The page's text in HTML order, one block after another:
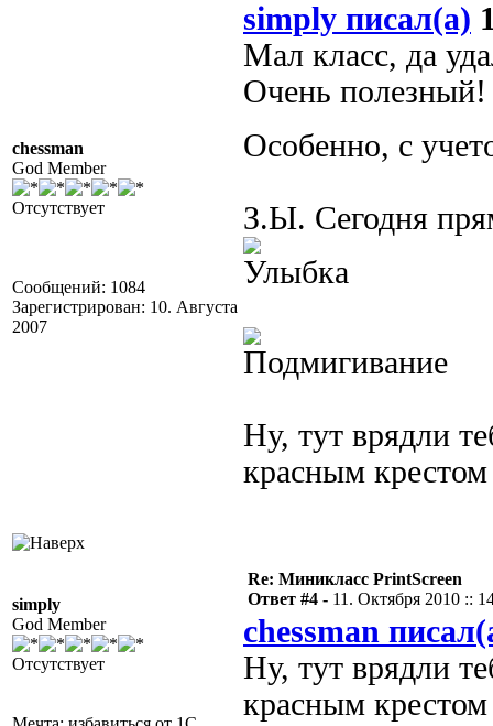
chessman
God Member
Отсутствует
Сообщений: 1084
Зарегистрирован: 10. Августа
2007
simply писал(а)
Мал класс, да
Очень полезный!
Особенно, с
З.Ы. Сегодня
Ну, тут врядли
красным крестом
simply
God Member
Отсутствует
Re: Миникласс PrintScreen
Ответ #4 - 11. Октября 2010 ::
chessman
Ну, тут врядли
красным крестом